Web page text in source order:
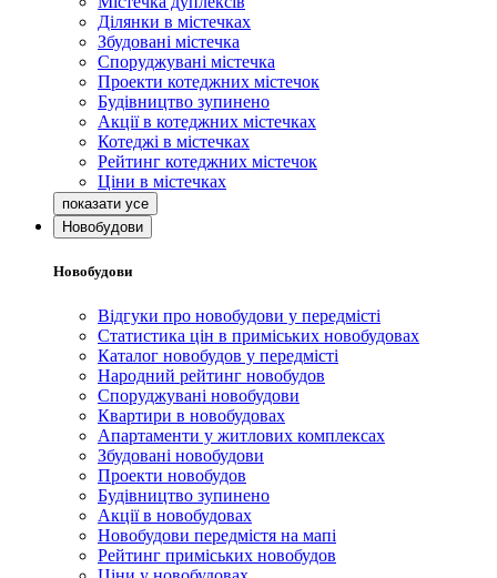
Ділянки в містечках
Збудовані містечка
Споруджувані містечка
Проекти котеджних містечок
Будівництво зупинено
Акції в котеджних містечках
Котеджі в містечках
Рейтинг котеджних містечок
Ціни в містечках
Новобудови
Новобудови
Відгуки про новобудови у передмісті
Статистика цін в приміських новобудовах
Каталог новобудов у передмісті
Народний рейтинг новобудов
Споруджувані новобудови
Квартири в новобудовах
Апартаменти у житлових комплексах
Збудовані новобудови
Проекти новобудов
Будівництво зупинено
Акції в новобудовах
Новобудови передмістя на мапі
Рейтинг приміських новобудов